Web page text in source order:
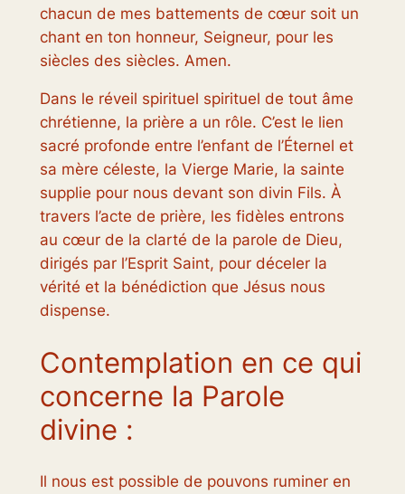
chacun de mes battements de cœur soit un
chant en ton honneur, Seigneur, pour les
siècles des siècles. Amen.
Dans le réveil spirituel spirituel de tout âme
chrétienne, la prière a un rôle. C’est le lien
sacré profonde entre l’enfant de l’Éternel et
sa mère céleste, la Vierge Marie, la sainte
supplie pour nous devant son divin Fils. À
travers l’acte de prière, les fidèles entrons
au cœur de la clarté de la parole de Dieu,
dirigés par l’Esprit Saint, pour déceler la
vérité et la bénédiction que Jésus nous
dispense.
Contemplation en ce qui
concerne la Parole
divine :
Il nous est possible de pouvons ruminer en